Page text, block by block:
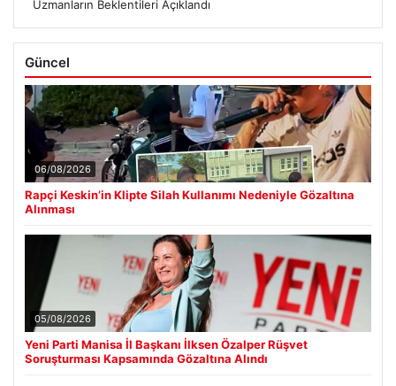
Uzmanların Beklentileri Açıklandı
Güncel
06/08/2026
Rapçi Keskin’in Klipte Silah Kullanımı Nedeniyle Gözaltına
Alınması
05/08/2026
Yeni Parti Manisa İl Başkanı İlksen Özalper Rüşvet
Soruşturması Kapsamında Gözaltına Alındı